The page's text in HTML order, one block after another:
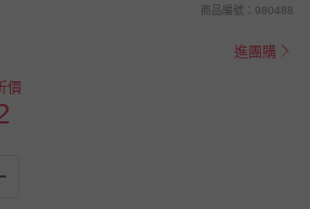
商品編號：980488
進團購
價